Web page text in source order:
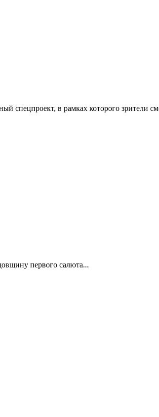
спецпроект, в рамках которого зрители
первого салюта...